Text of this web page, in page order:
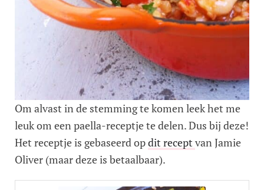
Om alvast in de stemming te komen leek het me
leuk om een paella-receptje te delen. Dus bij deze!
Het receptje is gebaseerd opdit recept van Jamie
Oliver (maar deze is betaalbaar).